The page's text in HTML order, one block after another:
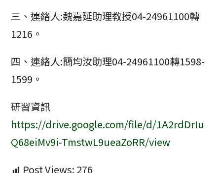
三、連絡人:魏嘉延助理教授04-24961100轉
1216。
四、連絡人:簡均汝助理04-24961100轉1598-
1599。
研習資訊
https://drive.google.com/file/d/1A2rdDrIu
Q68eiMv9i-TmstwL9ueaZoRR/view
Post Views: 276